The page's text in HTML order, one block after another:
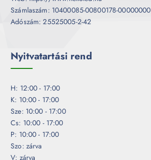
Számlaszám: 10400085-00800178-00000000
Adószám: 25525005-2-42
Nyitvatartási rend
H: 12:00 - 17:00
K: 10:00 - 17:00
Sze: 10:00 - 17:00
Cs: 10:00 - 17:00
P: 10:00 - 17:00
Szo: zárva
V: zárva